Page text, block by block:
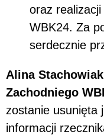
oraz
WBK24. Za
serdecznie
Alina Stachowiak
Zachodniego
zostanie usunięta
informacji